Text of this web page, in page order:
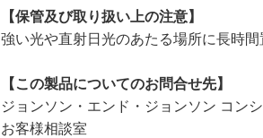
【保管及び取り扱い上の注意】
強い光や直射日光のあたる場所に長時間
【この製品についてのお問合せ先】
ジョンソン・エンド・ジョンソン コン
お客様相談室